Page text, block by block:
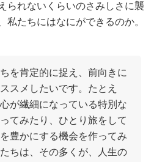
られないくらいのさみしさに襲
私たちにはなにができるのか。
を肯定的に捉え、前向きに
スメしたいです。たとえ
が繊細になっている特別な
てみたり、ひとり旅をして
豊かにする機会を作ってみ
ちは、その多くが、人生の